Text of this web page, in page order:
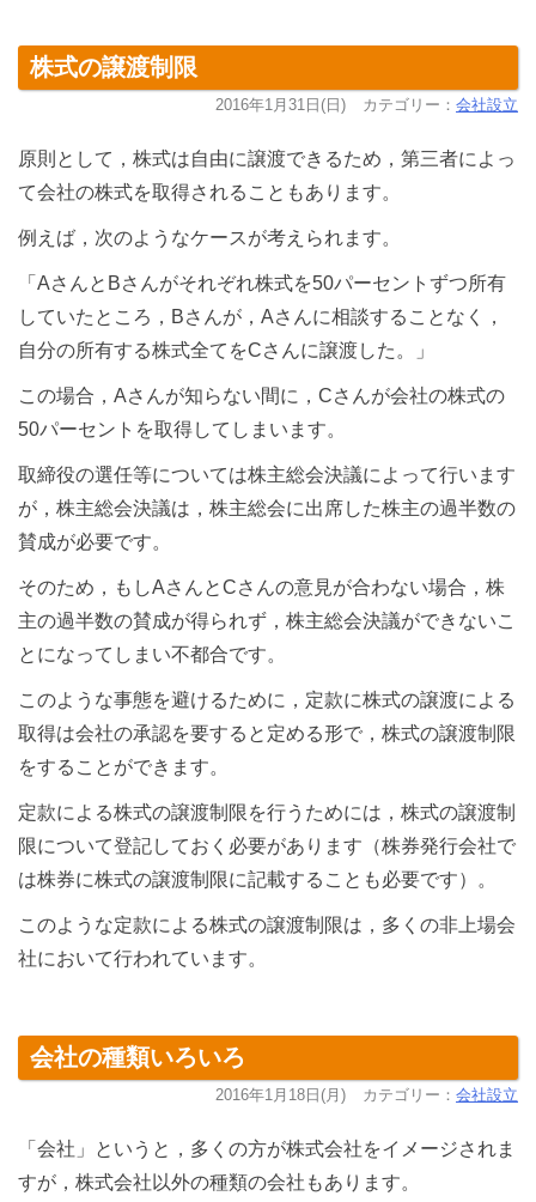
株式の譲渡制限
2016年1月31日(日) カテゴリー： 会社設立
原則として，株式は自由に譲渡できるため，第三者によっ
て会社の株式を取得されることもあります。
例えば，次のようなケースが考えられます。
「AさんとBさんがそれぞれ株式を50パーセントずつ所有
していたところ，Bさんが，Aさんに相談することなく，
自分の所有する株式全てをCさんに譲渡した。」
この場合，Aさんが知らない間に，Cさんが会社の株式の
50パーセントを取得してしまいます。
取締役の選任等については株主総会決議によって行います
が，株主総会決議は，株主総会に出席した株主の過半数の
賛成が必要です。
そのため，もしAさんとCさんの意見が合わない場合，株
主の過半数の賛成が得られず，株主総会決議ができないこ
とになってしまい不都合です。
このような事態を避けるために，定款に株式の譲渡による
取得は会社の承認を要すると定める形で，株式の譲渡制限
をすることができます。
定款による株式の譲渡制限を行うためには，株式の譲渡制
限について登記しておく必要があります（株券発行会社で
は株券に株式の譲渡制限に記載することも必要です）。
このような定款による株式の譲渡制限は，多くの非上場会
社において行われています。
会社の種類いろいろ
2016年1月18日(月) カテゴリー： 会社設立
「会社」というと，多くの方が株式会社をイメージされま
すが，株式会社以外の種類の会社もあります。